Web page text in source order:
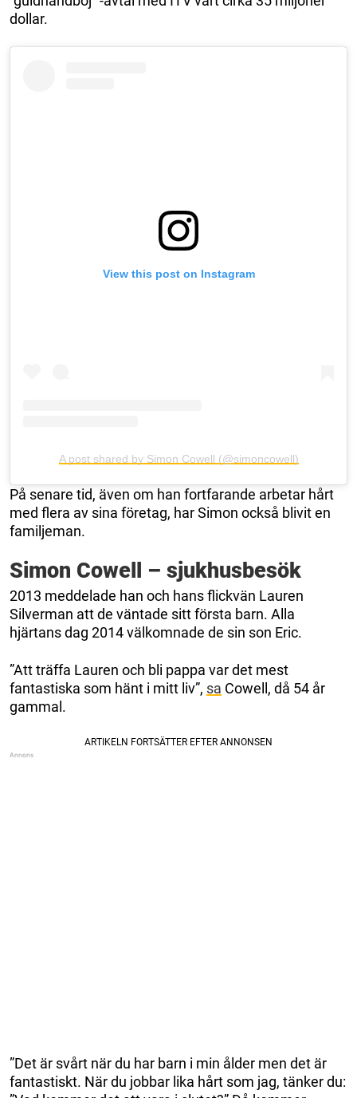
dollar.
View this post on Instagram
A post shared by Simon Cowell (@simoncowell)
På senare tid, även om han fortfarande arbetar hårt
med flera av sina företag, har Simon också blivit en
familjeman.
Simon Cowell – sjukhusbesök
2013 meddelade han och hans flickvän Lauren
Silverman att de väntade sitt första barn. Alla
hjärtans dag 2014 välkomnade de sin son Eric.
”Att träffa Lauren och bli pappa var det mest
fantastiska som hänt i mitt liv”, sa Cowell, då 54 år
gammal.
”Det är svårt när du har barn i min ålder men det är
fantastiskt. När du jobbar lika hårt som jag, tänker du: